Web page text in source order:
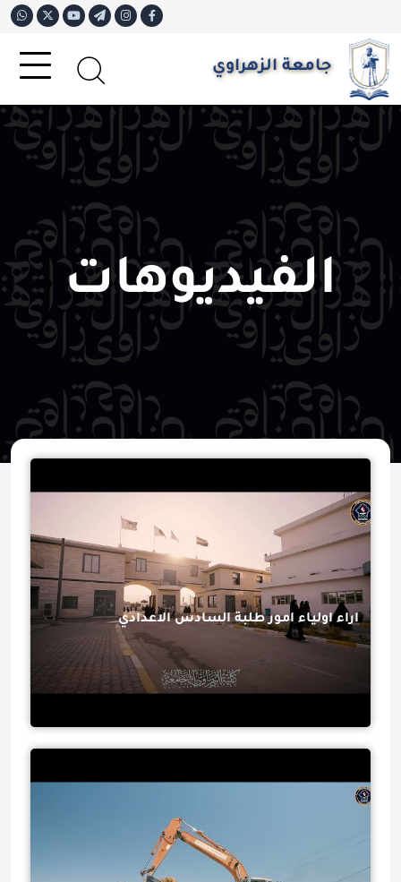
جامعة الزهراوي
الفيديوهات
اراء اولياء امور طلبة السادس الاعدادي